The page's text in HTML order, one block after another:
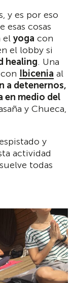
y es por eso
esas cosas
el yoga con
el lobby si
healing. Una
Ibicenia al
a detenernos,
en medio del
y Chueca,
y
actividad
todas